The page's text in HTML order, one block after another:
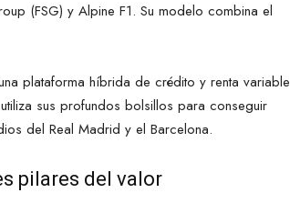
(FSG) y Alpine F1. Su modelo combina el
plataforma híbrida de crédito y renta variable
sus profundos bolsillos para conseguir
del Real Madrid y el Barcelona.
pilares del valor